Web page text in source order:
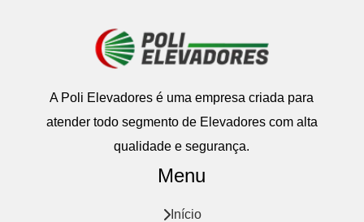
A Poli Elevadores é uma empresa criada para
atender todo segmento de Elevadores com alta
qualidade e segurança.
Menu
Início